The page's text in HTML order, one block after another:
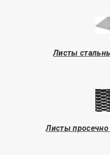
Листы
Листы